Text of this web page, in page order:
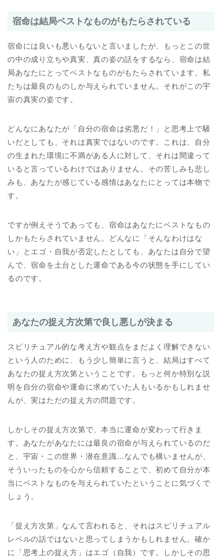
宿命は結局ベストなものがもたらされている
宿命には良いも悪いもないと言いましたが、もっとこの世
の中の成り立ちや真実、真の姿の話をするなら、宿命は結
局あなたにとってベストなものがもたらされています。私
たちは最良のものしか与えられていません。それがこの宇
宙の真実の姿です。
どんなにあなたが「自分の宿命は劣悪だ！」と思考上で騒
いだとしても、それは真実ではないのです。これは、自分
の生まれた環境に不満がある人に対して、それは間違って
いると言っているわけではありません。その苦しみも悲し
みも、あなたが感じている感情はあなたにとっては本物で
す。
ですが例えそうであっても、宿命はあなたにベストなもの
しかもたらされていません。どんなに「そんなわけはな
い」とエゴ・自我が否定したとしても、あなたは自分で望
んで、宿命を土台とした運命である今の状態を手にしてい
るのです。
あなたの捉え方次第で良し悪しが決まる
スピリチュアル的な考え方や観点をまだよく理解できない
という人のために、もう少し簡単に言うと、結局はすべて
あなたの捉え方次第ということです。もっと何か特別な説
明を自分の宿命や運命に求めていた人もいるかもしれませ
んが、実はただの捉え方の問題です。
しかしその捉え方次第で、本当に運命が変わって行きま
す。あなたがあなたには最良の宿命が与えられているのだ
と、宇宙・この世界・潜在意識…なんでも構いませんが、
そういったものを心から信頼することで、初めて自分が本
当にベストなものを与えられていたということに気づくで
しょう。
「捉え方次第」なんて言われると、それはスピリチュアル
レベルの話ではないと思ってしまうかもしれません。確か
に「思考上の捉え方」はエゴ（自我）です。しかしその思